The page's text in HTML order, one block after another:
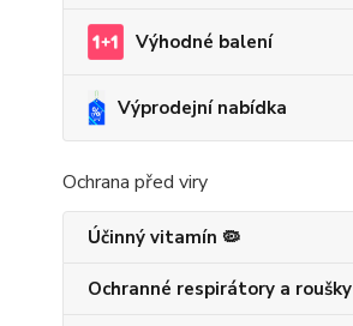
Výhodné balení
Výprodejní nabídka
Ochrana před viry
Účinný vitamín 🦠
Ochranné respirátory a roušky